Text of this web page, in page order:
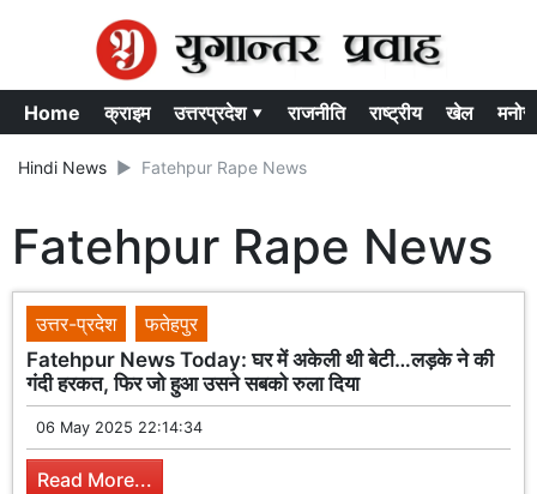
Home क्राइम उत्तरप्रदेश ▾ राजनीति राष्ट्रीय खेल
Hindi News Fatehpur Rape News
Fatehpur Rape News
उत्तर-प्रदेश
फतेहपुर
Fatehpur News Today: घर में अकेली थी बेटी…लड़के ने की
गंदी हरकत, फिर जो हुआ उसने सबको रुला दिया
06 May 2025 22:14:34
Read More...